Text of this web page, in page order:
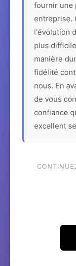
fournir une
entreprise.
l'évolution
plus
manière
fidélité
nous. En
de vous
confiance
excellent